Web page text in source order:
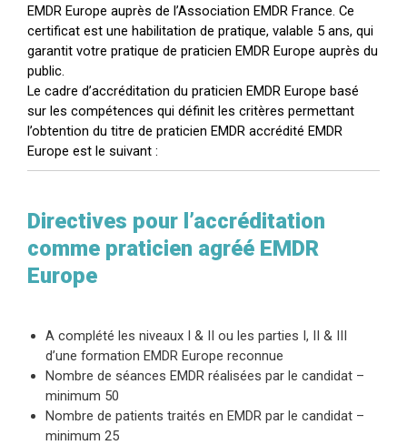
EMDR Europe auprès de l’Association EMDR France. Ce
certificat est une habilitation de pratique, valable 5 ans, qui
garantit votre pratique de praticien EMDR Europe auprès du
public.
Le cadre d’accréditation du praticien EMDR Europe basé
sur les compétences qui définit les critères permettant
l’obtention du titre de praticien EMDR accrédité EMDR
Europe est le suivant :
Directives pour l’accréditation
comme praticien agréé EMDR
Europe
A complété les niveaux I & II ou les parties I, II & III
d’une formation EMDR Europe reconnue
Nombre de séances EMDR réalisées par le candidat –
minimum 50
Nombre de patients traités en EMDR par le candidat –
minimum 25